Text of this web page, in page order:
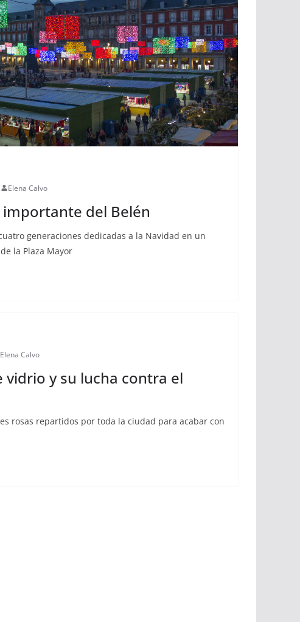
Elena Calvo
importante del Belén
generaciones dedicadas a la Navidad en un
la Plaza Mayor
Elena Calvo
vidrio y su lucha contra el
rosas repartidos por toda la ciudad para acabar con